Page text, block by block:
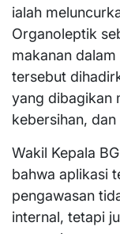
ialah
Organoleptik
makanan
tersebut
yang dibagikan
kebersihan,
Wakil Kepala
bahwa aplikasi
pengawasan
internal, tetapi